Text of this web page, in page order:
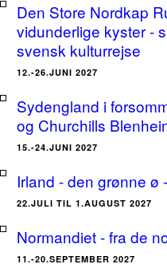
Den Store Nordkap
vidunderlige kyster -
svensk kulturrejse
12.-26.JUNI 2027
Sydengland i
og Churchills
15.-24.JUNI 2027
Irland - den grønne ø
22.JULI TIL 1.AUGUST 2027
Normandiet - fra de
11.-20.SEPTEMBER 2027